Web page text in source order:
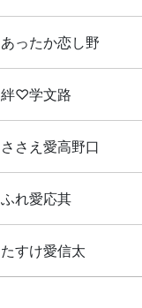
あったか恋し野
絆♡学文路
ささえ愛高野口
ふれ愛応其
たすけ愛信太